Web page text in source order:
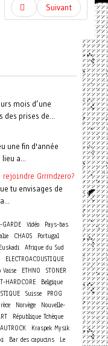
Suivant
mois d’une
des prises de...
une fin d'année
a...
Grrrndzero?
tu envisages de
GARDE Vidéo
Pays-bas
CHAOS
Portugal
Euskadi Afrique du Sud
ELECTROACOUSTIQUE
Vaise ETHNO
STONER
HARDCORE
Belgique
Suisse
PROG
Norvège
Nouvelle-
République Tchèque
Kraspek Mysik
Bar des capucins
Le